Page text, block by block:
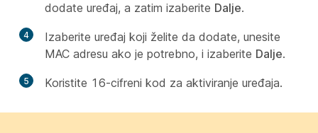
dodate uređaj, a zatim izaberite Dalje.
4
Izaberite uređaj koji želite da dodate, unesite
MAC adresu ako je potrebno, i izaberite Dalje.
5 Koristite 16-cifreni kod za aktiviranje uređaja.